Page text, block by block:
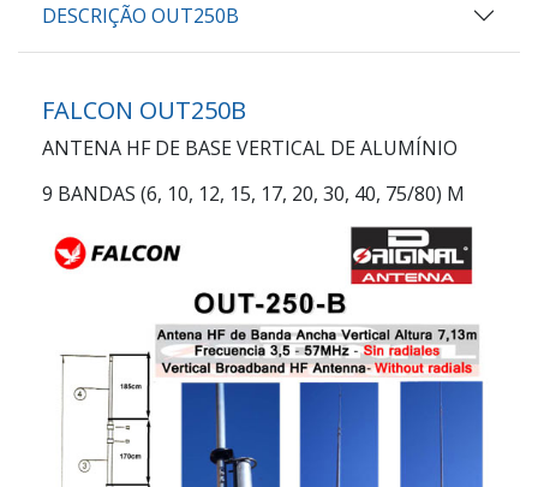
DESCRIÇÃO OUT250B
FALCON OUT250B
ANTENA HF DE BASE VERTICAL DE ALUMÍNIO
9 BANDAS (6, 10, 12, 15, 17, 20, 30, 40, 75/80) M